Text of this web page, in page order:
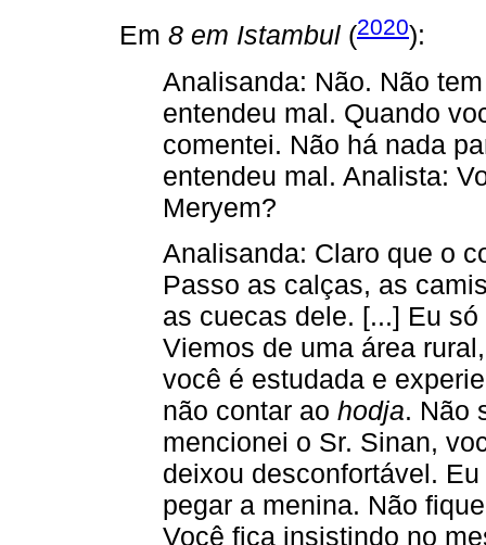
Em 8 em Istambul (2020):
Analisanda: Não. Não
entendeu mal. Quando
comentei. Não há nada
entendeu mal. Analista:
Meryem?
Analisanda: Claro que o
Passo as calças, as
as cuecas dele. [...] Eu
Viemos de uma área
você é estudada e
não contar ao hodja. Não
mencionei o Sr. Sinan,
deixou desconfortável.
pegar a menina. Não
Você fica insistindo no